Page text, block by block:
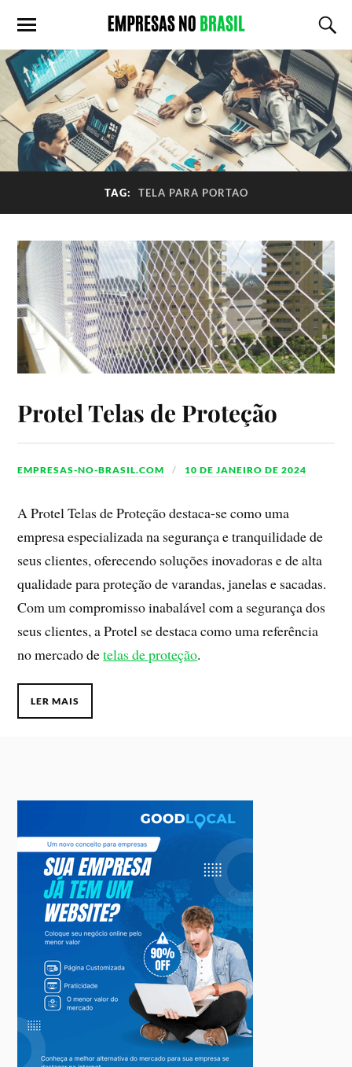
TAG: TELA PARA PORTAO
Protel Telas de Proteção
EMPRESAS-NO-BRASIL.COM 10 DE JANEIRO DE 2024
A Protel Telas de Proteção destaca-se como uma
empresa especializada na segurança e tranquilidade de
seus clientes, oferecendo soluções inovadoras e de alta
qualidade para proteção de varandas, janelas e sacadas.
Com um compromisso inabalável com a segurança dos
seus clientes, a Protel se destaca como uma referência
no mercado detelas de proteção.
LER MAIS